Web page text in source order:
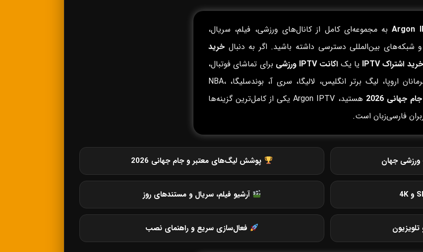
Argonبه مجموعه‌ای کامل از کانال‌های ورزشی، فیلم، سریال،
شبکه‌های بین‌المللی دسترسی داشته باشید. اگر به دنبال خرید
خرید اشتراک IPTV یا یک اکانت IPTV ورزشی
برای تماشای فوتبال،
لیگ قهرمانان اروپا، لیگ برتر انگلیس، لالیگا، سری آ، بوندسلیگا، NBA،
جام جهانی 2026
هستید، Argon IPTV یکی از کامل‌ترین گزینه‌ها
فارسی‌زبان است.
ورزشی جهان پوشش لیگ‌های معتبر و جام جهانی 2026
آرشیو فیلم، سریال و مستندهای روز
فعال‌سازی سریع و راهنمای نصب